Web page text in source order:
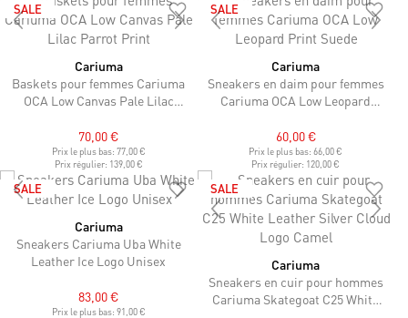
SALE
Cariuma
Baskets pour femmes Cariuma
OCA Low Canvas Pale Lilac
70,00 €
Prix le plus bas: 77,00 €
Prix régulier: 139,00 €
SALE
Cariuma
Sneakers en daim pour femmes
Cariuma OCA Low Leopard
60,00 €
Prix le plus bas:66,00 €
Prix régulier: 120,00 €
SALE
Cariuma
Sneakers Cariuma Uba White
Leather Ice Logo Unisex
83,00 €
Prix le plus bas: 91,00 €
SALE
Cariuma
Sneakers en cuir pour hommes
Cariuma Skategoat C25 White